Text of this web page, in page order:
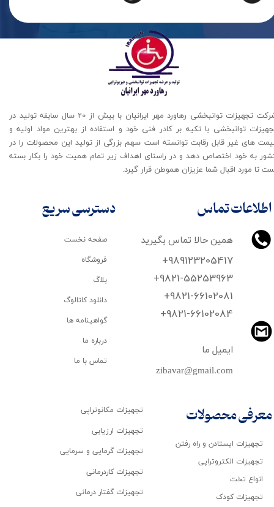
اطلاعات تماس
همین حالا تماس بگیرید
+989123205417
+9821-55253963
+9821-66102081
​​​​​​​+9821-66102084
zibavar@gmail.com
ایمیل ما
شرکت تجهیزات توانبخشی رهاورد مهر ایرانیان با بیش از 20 سال سابقه تولید در
توانبخشی با تکیه بر کادر فنی خود و استفاده از بهترین مواد اولیه و
های غیر قابل رقابت توانسته است سهم بزرگی از تولید این محصولات را در
به خود اختصاص دهد و در راستای اهداف زیر تمام همیت خود را بکار بسته
تا مورد اقبال شما عزیزان هموطن قرار گیرد​​​​​​​.
تجهیزات ایستادن و راه رفتن
تجهیزات الکتروتراپی
انواع تخت
تجهیزات کودک
صفحه نخست
فروشگاه
بلاگ
دانلود کاتالوگ
گواهینامه ها
درباره ما
تماس با ما
تجهیزات مکانوتراپی
تجهیزات ارزیابی
تجهیزات گرمایی و سرمایی
تجهیزات کاردرمانی
تجهیزات گفتار درمانی
دسترسی سریع
معرفی محصولات